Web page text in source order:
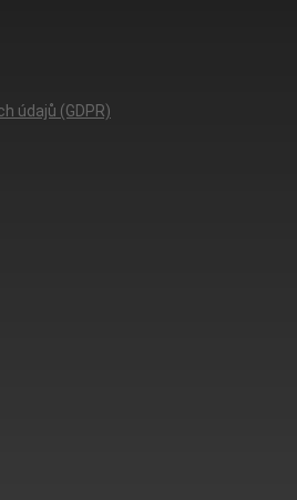
údajů (GDPR)